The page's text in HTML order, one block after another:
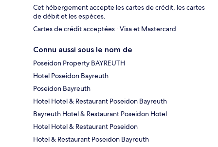
Cet hébergement accepte les cartes de crédit, les cartes
de débit et les espèces.
Cartes de crédit acceptées : Visa et Mastercard.
Connu aussi sous le nom de
Poseidon Property BAYREUTH
Hotel Poseidon Bayreuth
Poseidon Bayreuth
Hotel Hotel & Restaurant Poseidon Bayreuth
Bayreuth Hotel & Restaurant Poseidon Hotel
Hotel Hotel & Restaurant Poseidon
Hotel & Restaurant Poseidon Bayreuth